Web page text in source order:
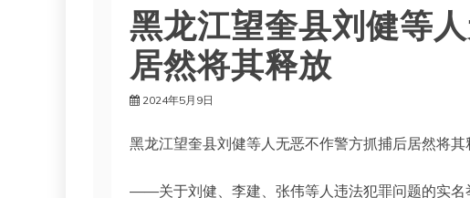
黑龙江望奎县刘健等
居然将其释放
2024年5月9日
黑龙江望奎县刘健等人无恶不作警方抓捕后居然将其
——关于刘健、李建、张伟等人违法犯罪问题的实名